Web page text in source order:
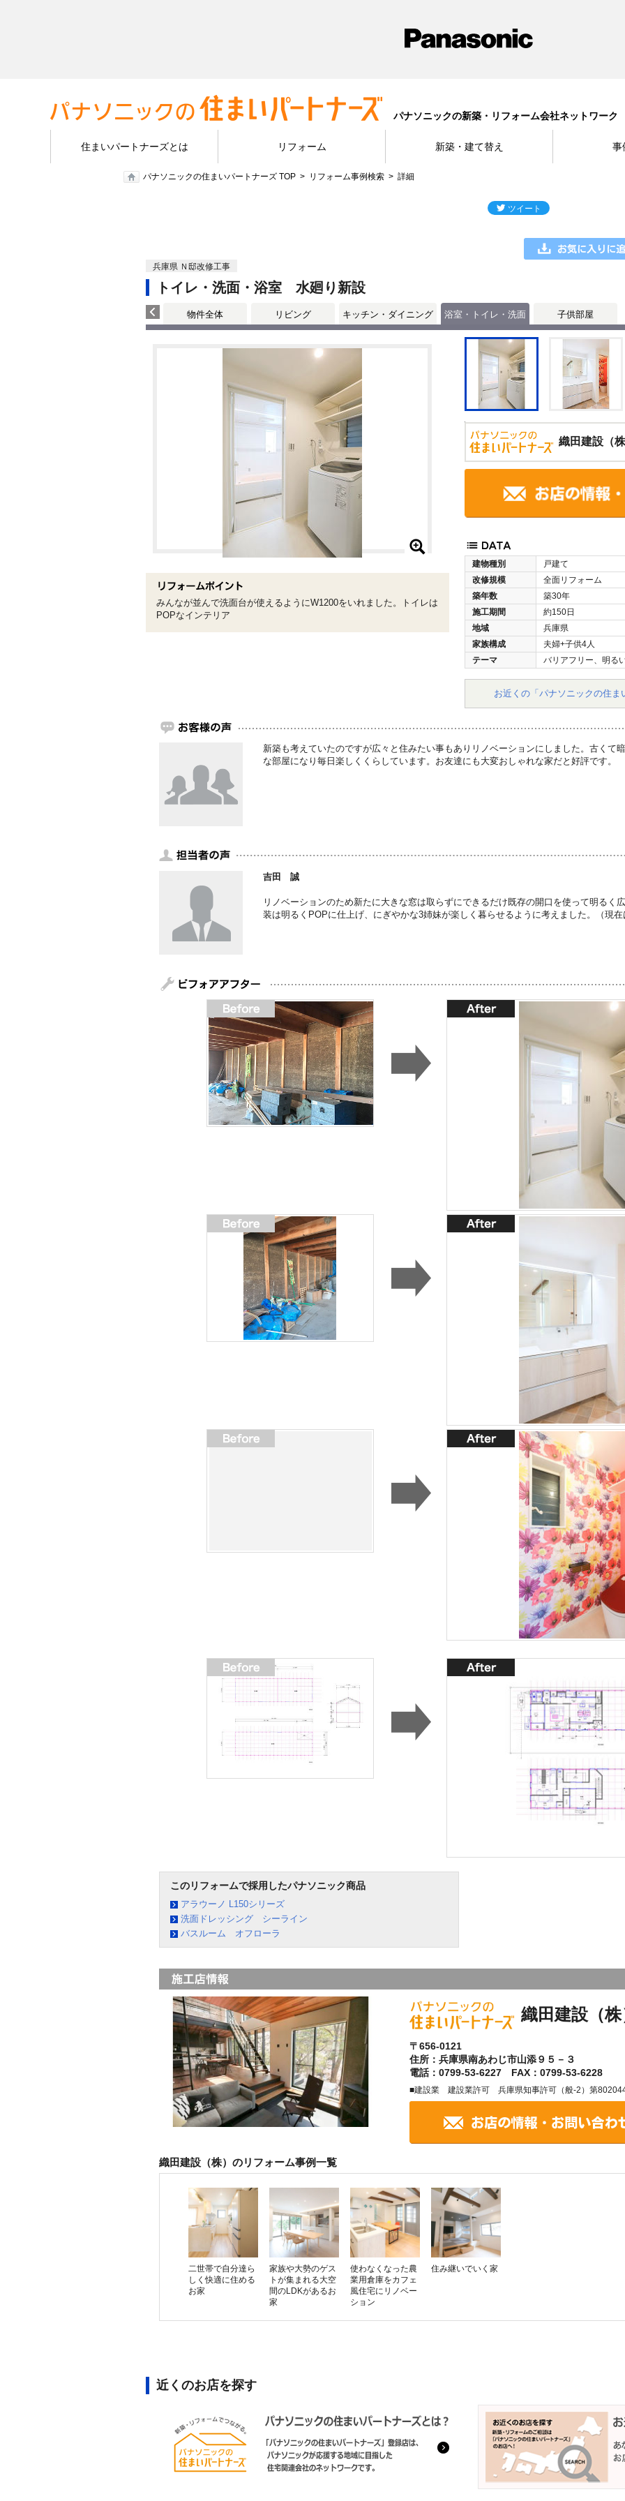
パナソニックの新築・リフォーム会社ネットワーク
住まいパートナーズとは リフォーム 新築・建て替え 事
パナソニックの住まいパートナーズ TOP リフォーム事例検索 詳細
兵庫県 Ｎ邸改修工事
トイレ・洗面・浴室 水廻り新設
物件全体 リビング キッチン・ダイニング 浴室・トイレ・洗面 子供部屋
織田建設（
建物種別
戸建て
改修規模
全面リフォーム
築年数
築30年
施工期間
約150日
地域
兵庫県
家族構成
夫婦+子供4人
テーマ
バリアフリー、明る
お近くの「パナソニックの住
みんなが並んで洗面台が使えるようにW1200をいれました。トイレは
POPなインテリア
新築も考えていたのですが広々と住みたい事もありリノベーションにしました。古くて
な部屋になり毎日楽しくくらしています。お友達にも大変おしゃれな家だと好評です。
吉田 誠
リノベーションのため新たに大きな窓は取らずにできるだけ既存の開口を使って明るく
装は明るくPOPに仕上げ、にぎやかな3姉妹が楽しく暮らせるように考えました。（現
このリフォームで採用したパナソニック商品
アラウーノ L150シリーズ
洗面ドレッシング シーライン
バスルーム オフローラ
織田建設（株
〒656-0121
住所：兵庫県南あわじ市山添９５－３
電話：0799-53-6227 FAX：0799-53-6228
■建設業 建設業許可 兵庫県知事許可（般-2）第
織田建設（株）のリフォーム事例一覧
二世帯で自分達ら
しく快適に住める
お家
家族や大勢のゲス
トが集まれる大空
間のLDKがあるお
家
使わなくなった農
業用倉庫をカフェ
風住宅にリノベー
ション
住み継いでいく家
近くのお店を探す